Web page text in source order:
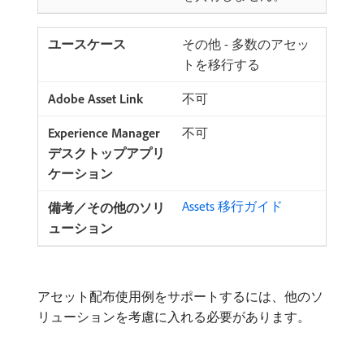
その他 - 多数のアセッ
トを移行する
不可
不可
Assets 移行ガイド
アセット配布使用例をサポートするには、他のソ
リューションを考慮に入れる必要があります。